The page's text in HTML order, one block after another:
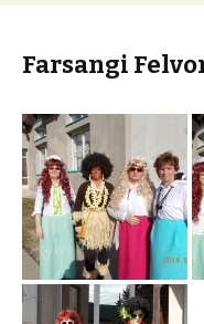
Farsangi